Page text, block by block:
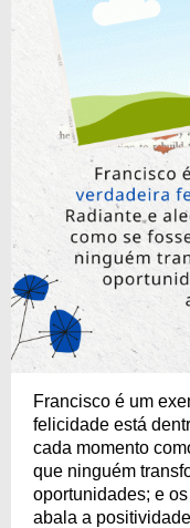
Francisco é um
felicidade está
cada momento
que ninguém
oportunidades; e
abala a